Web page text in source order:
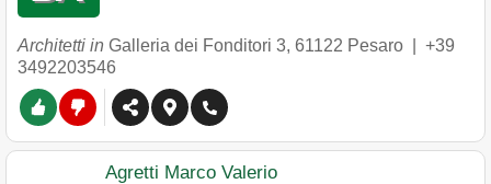
Architetti in Galleria dei Fonditori 3, 61122 Pesaro
+39
3492203546
Agretti Marco Valerio